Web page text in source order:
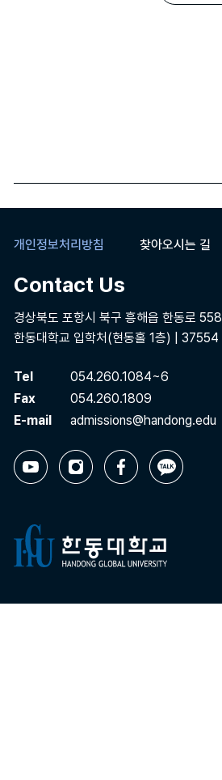
개인정보처리방침 찾아오시는 길
Contact Us
경상북도 포항시 북구 흥해읍 한동로 558
한동대학교 입학처(현동홀 1층) | 37554
Tel
054.260.1084~6
Fax
054.260.1809
E-mail
admissions@handong.edu